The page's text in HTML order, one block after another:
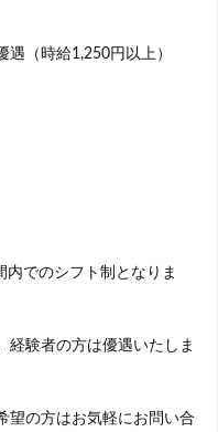
遇（時給1,250円以上）
でのシフト制となりま
経験者の方は優遇いたしま
望の方はお気軽にお問い合